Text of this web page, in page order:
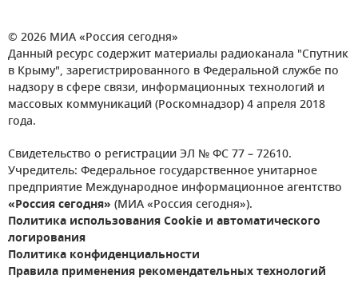
© 2026 МИА «Россия сегодня»
Данный ресурс содержит материалы радиоканала "Спутник
в Крыму", зарегистрированного в Федеральной службе по
надзору в сфере связи, информационных технологий и
массовых коммуникаций (Роскомнадзор) 4 апреля 2018
года.
Свидетельство о регистрации ЭЛ № ФС 77 – 72610.
Учредитель: Федеральное государственное унитарное
предприятие Международное информационное агентство
«Россия сегодня» (МИА «Россия сегодня»).
Политика использования Cookie и автоматического
логирования
Политика конфиденциальности
Правила применения рекомендательных технологий